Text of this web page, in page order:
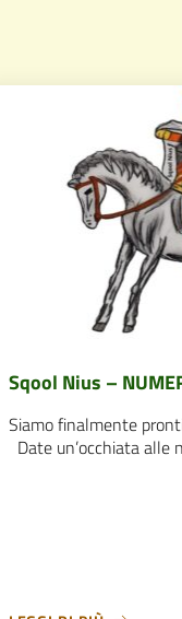
Sqool Nius –
Siamo finalmente
Date un’occhiata alle